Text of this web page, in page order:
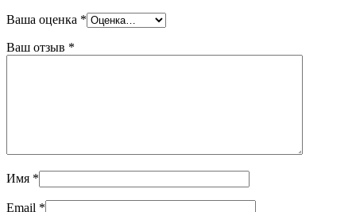
Ваша оценка *
Ваш отзыв *
Имя *
Email *